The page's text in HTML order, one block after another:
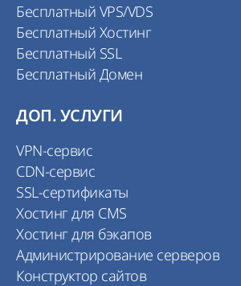
Бесплатный VPS/VDS
Бесплатный Хостинг
Бесплатный SSL
Бесплатный Домен
ДОП. УСЛУГИ
VPN-сервис
CDN-сервис
SSL-сертификаты
Хостинг для CMS
Хостинг для бэкапов
Администрирование серверов
Конструктор сайтов